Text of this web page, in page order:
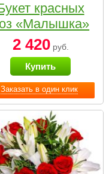
Заказать в один клик
красных
«Малышка»
2 420руб.
Купить